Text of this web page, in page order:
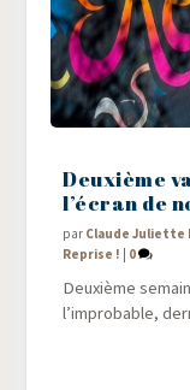
Deuxième
l’écran de
par Claude Juliette
Reprise ! | 0
Deuxième
l’improbable,